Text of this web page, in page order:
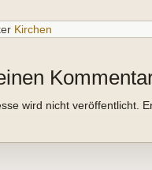
Kirchen
wird nicht veröffentlicht.